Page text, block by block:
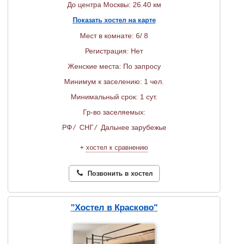
До центра Москвы: 26.40 км
Показать хостел на карте
Мест в комнате: 6/ 8
Регистрация: Нет
Женские места: По запросу
Минимум к заселению: 1 чел.
Минимальный срок: 1 сут.
Гр-во заселяемых:
РФ/ СНГ/ Дальнее зарубежье
+ хостел к сравнению
Позвонить в хостел
"Хостел в Красково"